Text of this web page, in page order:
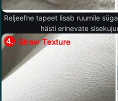
Reljeefne tapeet lisab ruumile
hästi erinevate